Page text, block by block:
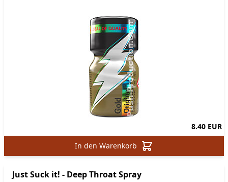
8.40 EUR
In den Warenkorb
Just Suck it! - Deep Throat Spray